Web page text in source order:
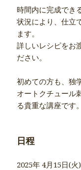
時間内に完成でき
状況により、仕立
ます。
詳しいレシピをお
ださい。
初めての方も、独
オートクチュール
る貴重な講座です。
日程
2025年 4月15日(火)